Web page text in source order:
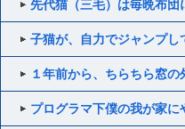
先代猫（三毛）は毎晩布団
子猫が、自力でジャンプし
１年前から、ちらちら窓
プログラマ下僕の我が家